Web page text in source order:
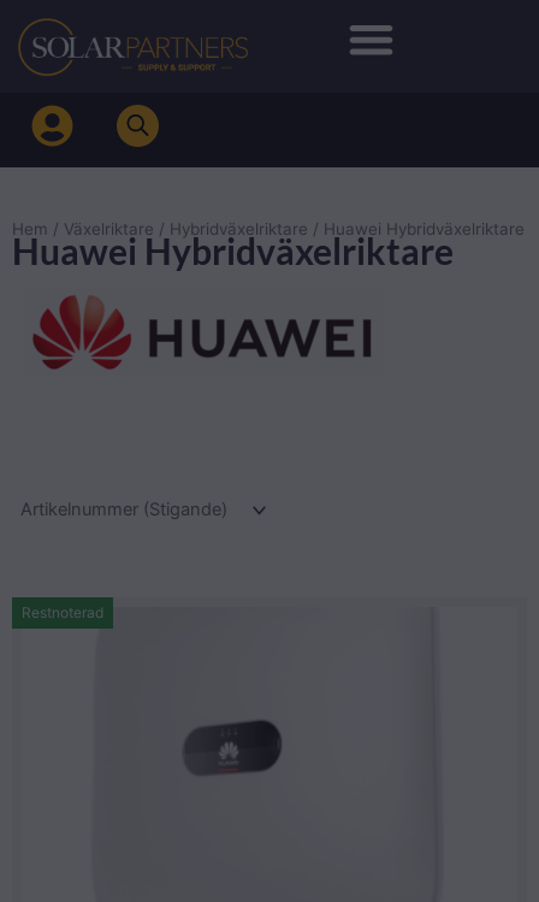
Hoppa
innehåll
Hem / Växelriktare / Hybridväxelriktare / Huawei Hybridväxelriktare
Huawei Hybridväxelriktare
Restnoterad